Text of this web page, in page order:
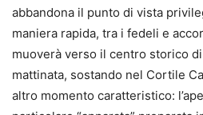
abbandona il punto di vista
maniera rapida, tra i fedeli e
muoverà verso il centro storico
mattinata, sostando nel Cortile
altro momento caratteristico: